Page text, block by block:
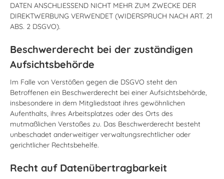
DATEN ANSCHLIESSEND NICHT MEHR ZUM ZWECKE DER
DIREKTWERBUNG VERWENDET (WIDERSPRUCH NACH ART. 21
ABS. 2 DSGVO).
Beschwerderecht bei der zuständigen
Aufsichtsbehörde
Im Falle von Verstößen gegen die DSGVO steht den
Betroffenen ein Beschwerderecht bei einer Aufsichtsbehörde,
insbesondere in dem Mitgliedstaat ihres gewöhnlichen
Aufenthalts, ihres Arbeitsplatzes oder des Orts des
mutmaßlichen Verstoßes zu. Das Beschwerderecht besteht
unbeschadet anderweitiger verwaltungsrechtlicher oder
gerichtlicher Rechtsbehelfe.
Recht auf Datenübertragbarkeit